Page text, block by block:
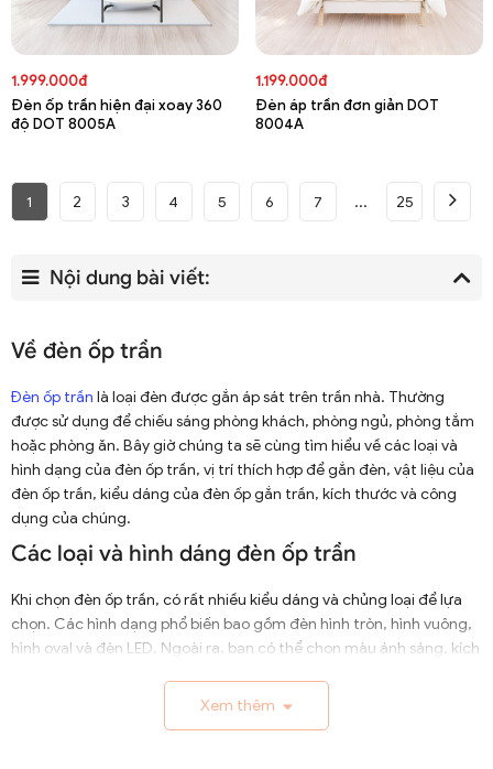
1.999.000đ
Đèn ốp trần hiện đại xoay 360
độ DOT 8005A
1.199.000đ
Đèn áp trần đơn giản DOT
8004A
1 2 3 4 5 6 7 25
Nội dung bài viết:
Về đèn ốp trần
Đèn ốp trần là loại đèn được gắn áp sát trên trần nhà. Thường
được sử dụng để chiếu sáng phòng khách, phòng ngủ, phòng tắm
hoặc phòng ăn. Bây giờ chúng ta sẽ cùng tìm hiểu về các loại và
hình dạng của đèn ốp trần, vị trí thích hợp để gắn đèn, vật liệu của
đèn ốp trần, kiểu dáng của đèn ốp gắn trần, kích thước và công
dụng của chúng.
Các loại và hình dáng đèn ốp trần
Khi chọn đèn ốp trần, có rất nhiều kiểu dáng và chủng loại để lựa
chọn. Các hình dạng phổ biến bao gồm đèn hình tròn, hình vuông,
hình oval và đèn LED. Ngoài ra, bạn có thể chọn màu ánh sáng, kích
của mình. Dưới dây là một số loại và hình dáng chính của đèn ốp
Xem thêm